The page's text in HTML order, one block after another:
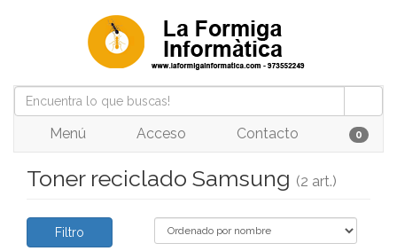
Menú Acceso Contacto 0
Toner reciclado Samsung (2 art.)
Filtro